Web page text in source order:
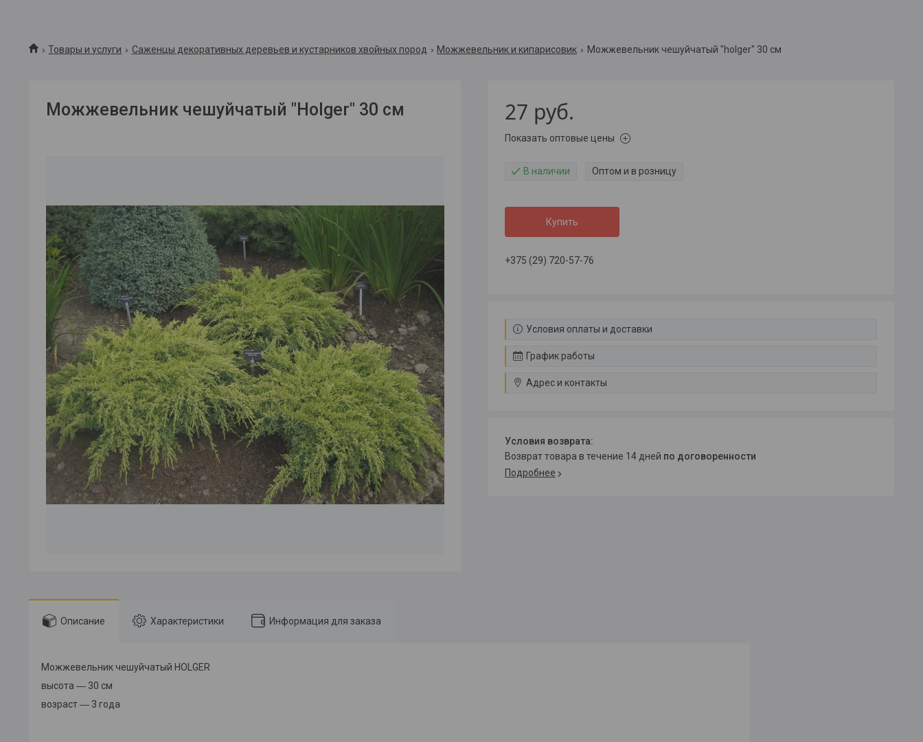
Товары и услуги Саженцы декоративных деревьев и кустарников хвойных пород Можжевельник и кипарисовик Можжевельник чешуйчатый "holger" 30 см
Можжевельник чешуйчатый "Holger" 30 см 27 руб.
Показать оптовые цены
В наличии Оптом и в розницу
Купить
+375 (29) 720-57-76
Условия оплаты и доставки
График работы
Адрес и контакты
возврат товара в течение 14 дней по договоренности
Подробнее
Описание Характеристики Информация для заказа
Можжевельник чешуйчатый HOLGER
высота ― 30 см
возраст ― 3 года